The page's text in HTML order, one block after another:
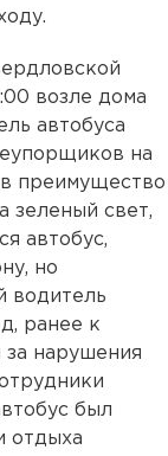
возле дома
автобуса
на
преимущество
зеленый свет,
автобус,
но
водитель
ранее к
за нарушения
был
отдыха